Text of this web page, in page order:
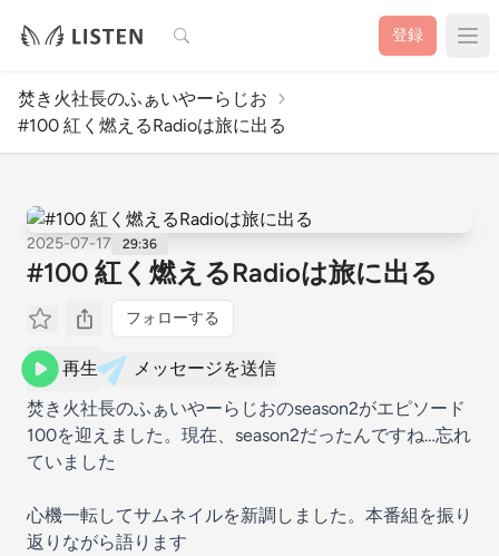
検索 登録
焚き火社長のふぁいやーらじお
#100 紅く燃えるRadioは旅に出る
2025-07-17 29:36
#100 紅く燃えるRadioは旅に出る
フォローする
再生
メッセージを送信
焚き火社長のふぁいやーらじおのseason2がエピソード
100を迎えました。現在、season2だったんですね…忘れ
ていました
心機一転してサムネイルを新調しました。本番組を振り
返りながら語ります